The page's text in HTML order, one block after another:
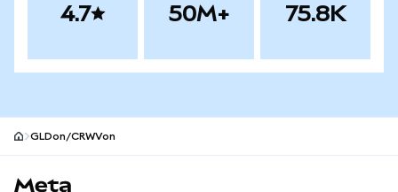
4.7 50M+ 75.8K
GLDon/CRWVon